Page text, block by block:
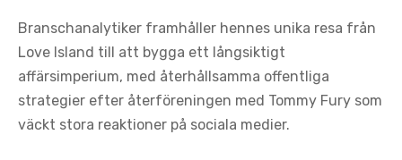
Branschanalytiker framhåller hennes unika resa från
Love Island till att bygga ett långsiktigt
affärsimperium, med återhållsamma offentliga
strategier efter återföreningen med Tommy Fury som
väckt stora reaktioner på sociala medier.